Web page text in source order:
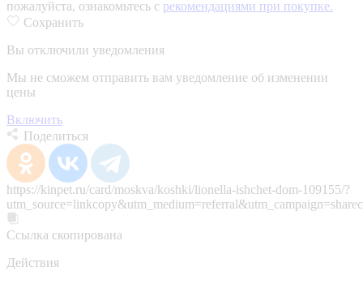
пожалуйста, ознакомьтесь с рекомендациями при покупке.
Сохранить
Вы отключили уведомления
Мы не сможем отправить вам уведомление об изменении
цены
Включить
Поделиться
https://kinpet.ru/card/moskva/koshki/lionella-ishchet-dom-109155/?
Ссылка скопирована
Действия